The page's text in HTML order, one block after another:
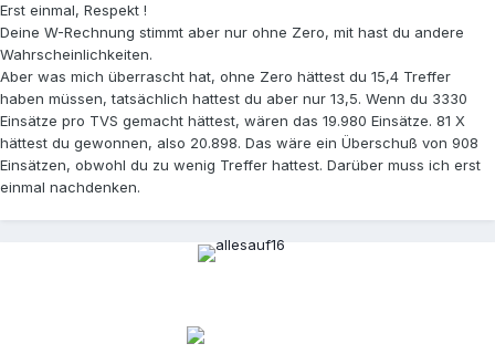
Erst einmal, Respekt !
Deine W-Rechnung stimmt aber nur ohne Zero, mit hast du andere
Wahrscheinlichkeiten.
Aber was mich überrascht hat, ohne Zero hättest du 15,4 Treffer
haben müssen, tatsächlich hattest du aber nur 13,5. Wenn du 3330
Einsätze pro TVS gemacht hättest, wären das 19.980 Einsätze. 81 X
hättest du gewonnen, also 20.898. Das wäre ein Überschuß von 908
Einsätzen, obwohl du zu wenig Treffer hattest. Darüber muss ich erst
einmal nachdenken.